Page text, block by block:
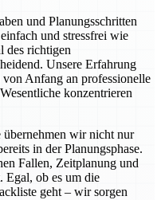
und Planungsschritten
und stressfrei wie
des richtigen
Unsere Erfahrung
Anfang an professionelle
konzentrieren
übernehmen wir nicht nur
in der Planungsphase.
Fallen, Zeitplanung und
Egal, ob es um die
geht – wir sorgen